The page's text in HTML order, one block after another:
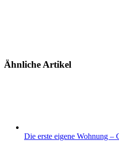
Ähnliche Artikel
Die erste eigene Wohnung –